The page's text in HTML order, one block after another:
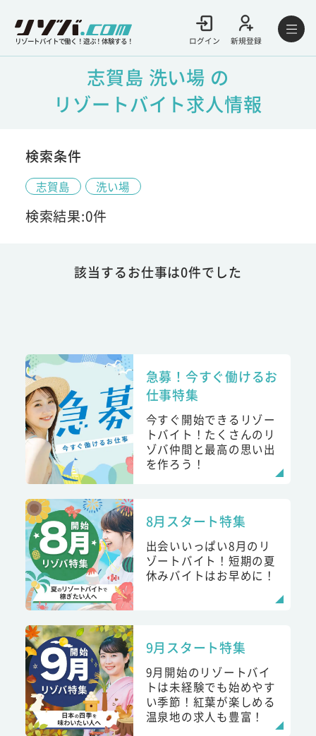
リゾートバイトで働く！遊ぶ！体験する！ ログイン 新規登録
志賀島 洗い場 の
リゾートバイト求人情報
検索条件
志賀島 洗い場
検索結果:0件
該当するお仕事は0件でした
急募！今すぐ働けるお
仕事特集
今すぐ開始できるリゾー
トバイト！たくさんのリ
ゾバ仲間と最高の思い出
を作ろう！
8月スタート特集
出会いいっぱい8月のリ
ゾートバイト！短期の夏
休みバイトはお早めに！
9月スタート特集
9月開始のリゾートバイ
トは未経験でも始めやす
い季節！紅葉が楽しめる
温泉地の求人も豊富！